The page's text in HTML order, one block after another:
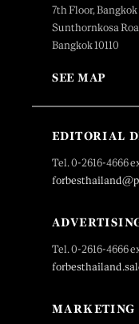
7th Floor,
Sunthornkosa
Bangkok 10110
SEE MAP
EDITORIAL
Tel. 0-2616-4666
Tel. 0-2616-4666
MARKETING